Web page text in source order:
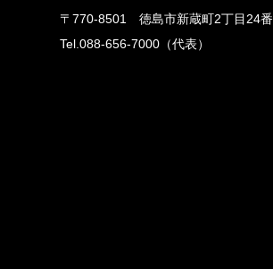
〒770-8501 徳島市新蔵町2丁目24
Tel.088-656-7000（代表）